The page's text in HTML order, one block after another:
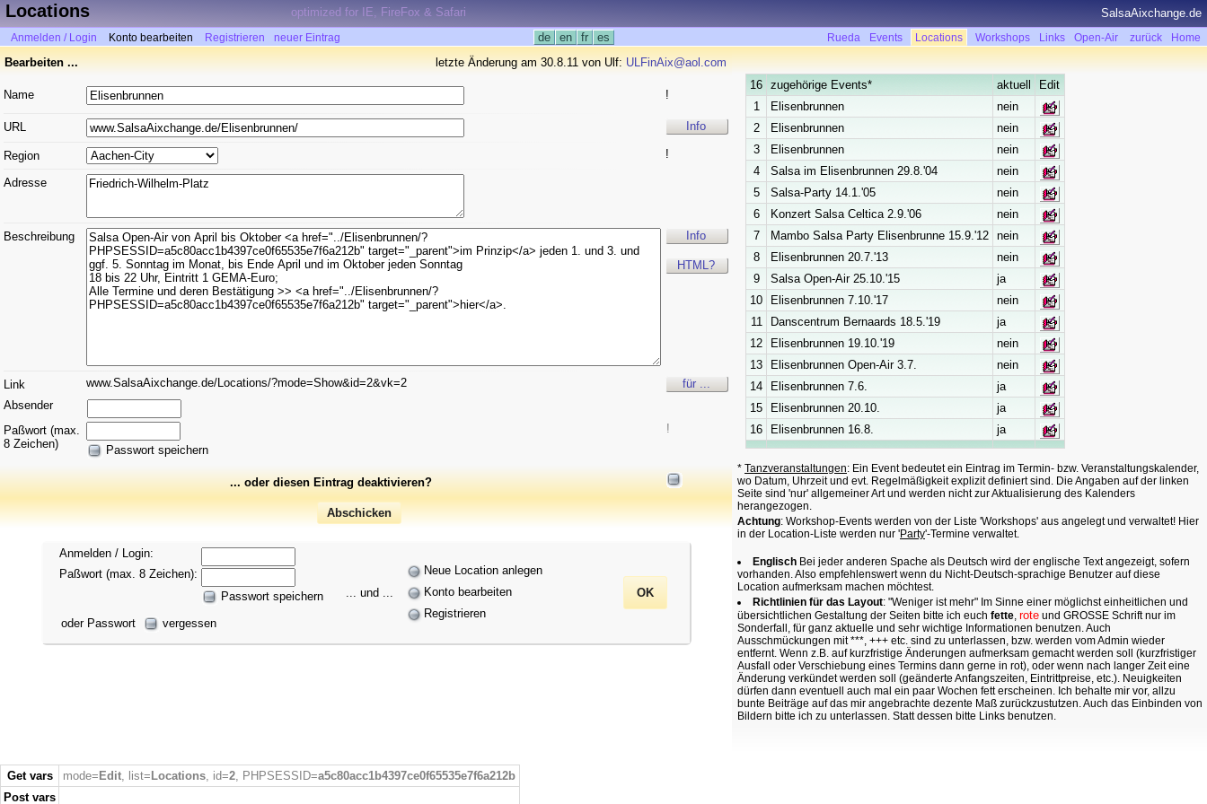
Locations optimized for IE, FireFox & Safari SalsaAixchange.de
Anmelden / Login Konto bearbeiten Registrieren neuer Eintrag de en fr es Rueda Events Locations Workshops Links Open-Air zurück Home
Bearbeiten ... letzte Änderung am 30.8.11 von Ulf: ULFinAix@aol.com
Name !
URL Info
Region !
Adresse
Beschreibung Info
HTML?
Link www.SalsaAixchange.de/Locations/?mode=Show&id=2&vk=2
für ...
Absender
Paßwort (max.
8 Zeichen)
Passwort speichern
!
... oder diesen Eintrag deaktivieren?
Anmelden / Login:
Paßwort (max. 8 Zeichen):
Passwort speichern
oder Passwort
vergessen
... und ...
Neue Location anlegen
Konto bearbeiten
Registrieren
16 zugehörige Events* aktuell
Edit
1
Elisenbrunnen
nein
2
Elisenbrunnen
nein
3
Elisenbrunnen
nein
4
Salsa im Elisenbrunnen 29.8.'04
nein
5
Salsa-Party 14.1.'05
nein
6
Konzert Salsa Celtica 2.9.'06
nein
7
Mambo Salsa Party Elisenbrunne 15.9.'12 nein
8
Elisenbrunnen 20.7.'13
nein
9
Salsa Open-Air 25.10.'15
ja
10
Elisenbrunnen 7.10.'17
nein
11
Danscentrum Bernaards 18.5.'19
ja
12
Elisenbrunnen 19.10.'19
nein
13
Elisenbrunnen Open-Air 3.7.
nein
14
Elisenbrunnen 7.6.
ja
15
Elisenbrunnen 20.10.
ja
16
Elisenbrunnen 16.8. ja
* Tanzveranstaltungen: Ein Event bedeutet ein Eintrag im Termin- bzw. Veranstaltungskalender,
wo Datum, Uhrzeit und evt. Regelmäßigkeit explizit definiert sind. Die Angaben auf der linken
Seite sind 'nur' allgemeiner Art und werden nicht zur Aktualisierung des Kalenders
herangezogen.
Achtung: Workshop-Events werden von der Liste 'Workshops' aus angelegt und verwaltet! Hier
in der Location-Liste werden nur 'Party'-Termine verwaltet.
Englisch Bei jeder anderen Spache als Deutsch wird der englische Text angezeigt, sofern
vorhanden. Also empfehlenswert wenn du Nicht-Deutsch-sprachige Benutzer auf diese
Location aufmerksam machen möchtest.
Richtlinien für das Layout: "Weniger ist mehr" Im Sinne einer möglichst einheitlichen und
übersichtlichen Gestaltung der Seiten bitte ich euch fette, rote und GROSSE Schrift nur im
Sonderfall, für ganz aktuelle und sehr wichtige Informationen benutzen. Auch
Ausschmückungen mit ***, +++ etc. sind zu unterlassen, bzw. werden vom Admin wieder
entfernt. Wenn z.B. auf kurzfristige Änderungen aufmerksam gemacht werden soll (kurzfristiger
Ausfall oder Verschiebung eines Termins dann gerne in rot), oder wenn nach langer Zeit eine
Änderung verkündet werden soll (geänderte Anfangszeiten, Eintrittpreise, etc.). Neuigkeiten
dürfen dann eventuell auch mal ein paar Wochen fett erscheinen. Ich behalte mir vor, allzu
bunte Beiträge auf das mir angebrachte dezente Maß zurückzustutzen. Auch das Einbinden von
Bildern bitte ich zu unterlassen. Statt dessen bitte Links benutzen.
Get vars mode= Edit, list= Locations, id=2, PHPSESSID=a5c80acc1b4397ce0f65535e7f6a212b
Post vars